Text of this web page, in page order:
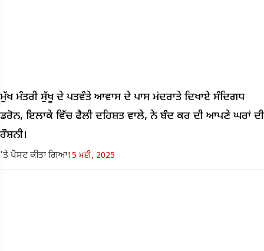
ਮੁੱਖ ਮੰਤਰੀ ਸੁੱਖੂ ਦੇ ਪਤਵੰਤੇ ਆਵਾਸ ਦੇ ਪਾਸ ਮਂਦਰਾਤੇ ਦਿਖਾਏ ਸੰਦਿਗਧ
ਡਰੋਨ, ਇਲਾਕੇ ਵਿੱਚ ਫੈਲੀ ਦਹਿਸ਼ਤ ਵਾਲੇ, ਨੇ ਬੰਦ ਕਰ ਦੀ ਆਪਣੇ ਘਰਾਂ ਦੀ
ਰੌਸ਼ਨੀ।
'ਤੇ ਪੋਸਟ ਕੀਤਾ ਗਿਆ15 ਮਈ, 2025